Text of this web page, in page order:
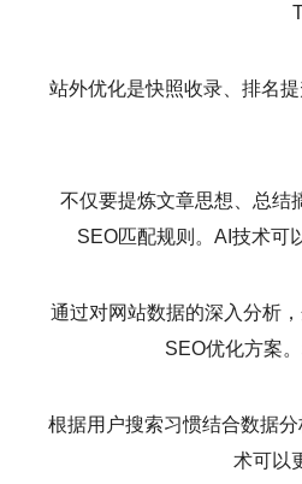
站外优化是快照收录、排名
不仅要提炼文章思想、总结
SEO匹配规则。AI技术可
通过对网站数据的深入分析
SEO优化方案
根据用户搜索习惯结合数据
术可以